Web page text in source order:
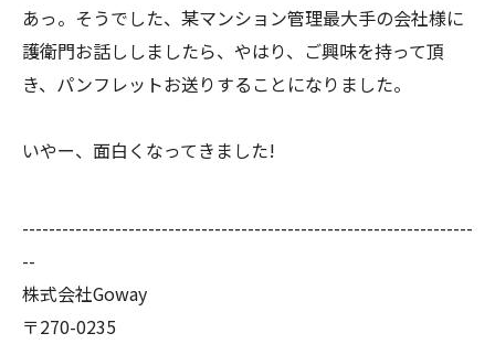
あっ。そうでした、某マンション管理最大手の会社様に
護衛門お話ししましたら、やはり、ご興味を持って頂
き、パンフレットお送りすることになりました。
いやー、面白くなってきました!
--------------------------------------------------------------------
--
株式会社Goway
〒270-0235